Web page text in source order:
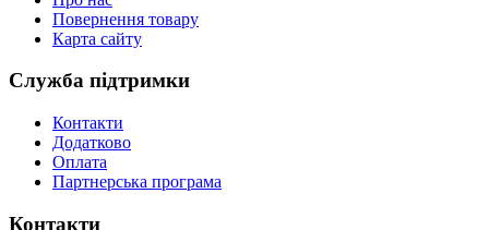
Повернення товару
Карта сайту
Служба підтримки
Контакти
Додатково
Оплата
Партнерська програма
Контакти